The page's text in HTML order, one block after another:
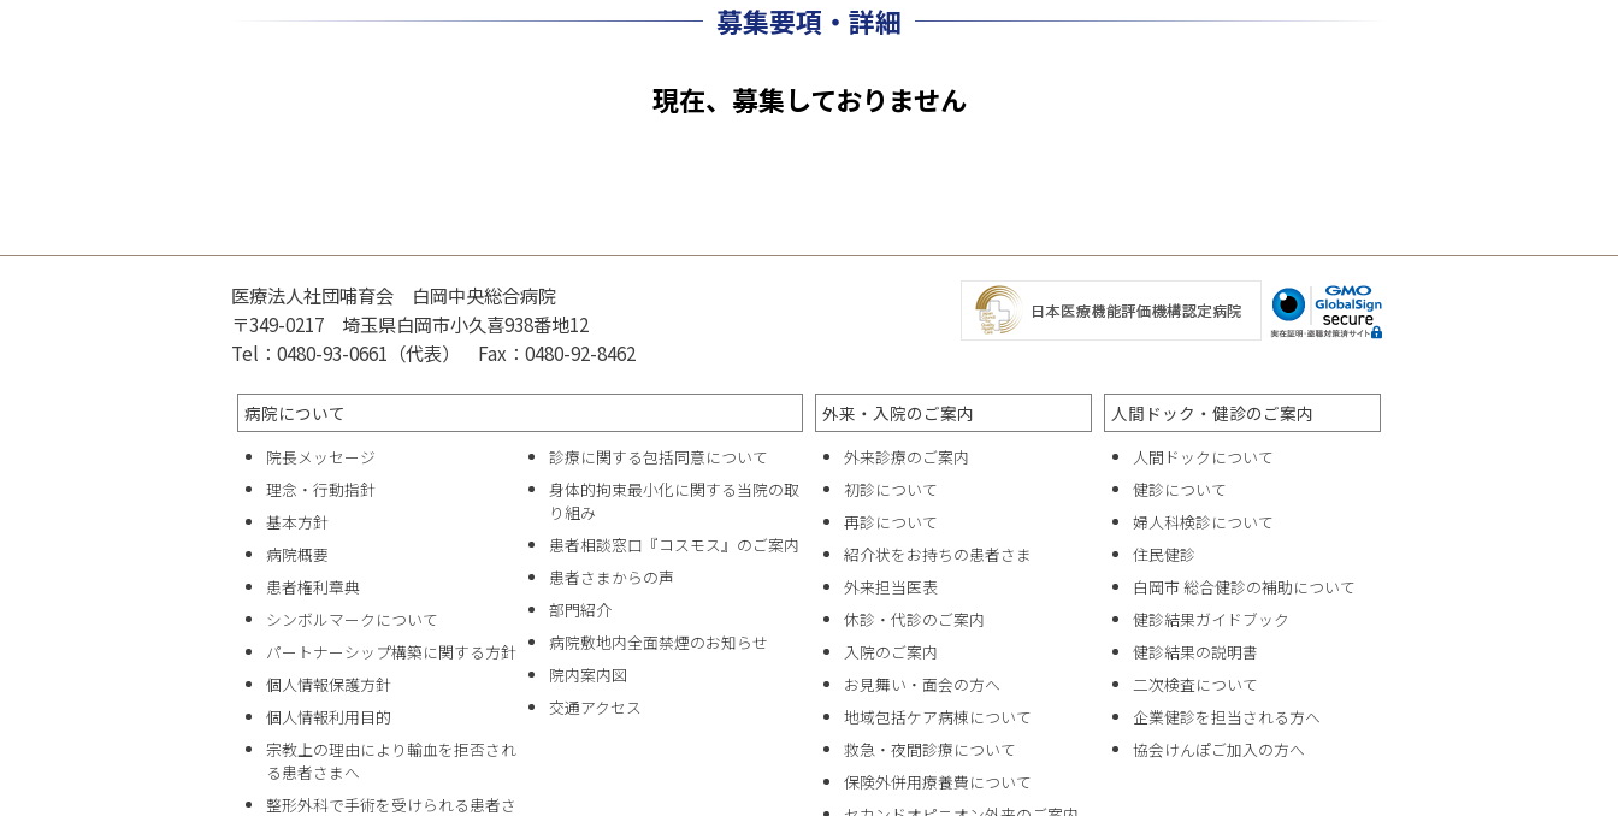
募集要項・詳細
現在、募集しておりません
医療法人社団哺育会 白岡中央総合病院
〒349-0217 埼玉県白岡市小久喜938番地12
Tel：0480-93-0661（代表） Fax：0480-92-8462
病院について
院長メッセージ
理念・行動指針
基本方針
病院概要
患者権利章典
シンボルマークについて
パートナーシップ構築に関する方針
個人情報保護方針
個人情報利用目的
宗教上の理由により輸血を拒否され
る患者さまへ
整形外科で手術を受けられる患者さ
診療に関する包括同意について
身体的拘束最小化に関する当院の取
り組み
患者相談窓口『コスモス』のご案内
患者さまからの声
部門紹介
病院敷地内全面禁煙のお知らせ
院内案内図
交通アクセス
外来・入院のご案内
外来診療のご案内
初診について
再診について
紹介状をお持ちの患者さま
外来担当医表
休診・代診のご案内
入院のご案内
お見舞い・面会の方へ
地域包括ケア病棟について
救急・夜間診療について
保険外併用療養費について
人間ドック・健診のご案内
人間ドックについて
健診について
婦人科検診について
住民健診
白岡市 総合健診の補助について
健診結果ガイドブック
健診結果の説明書
二次検査について
企業健診を担当される方へ
協会けんぽご加入の方へ